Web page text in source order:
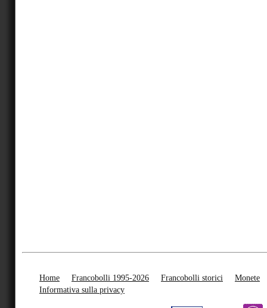
Home Francobolli 1995-2026 Francobolli storici
Monete
Informativa sulla privacy